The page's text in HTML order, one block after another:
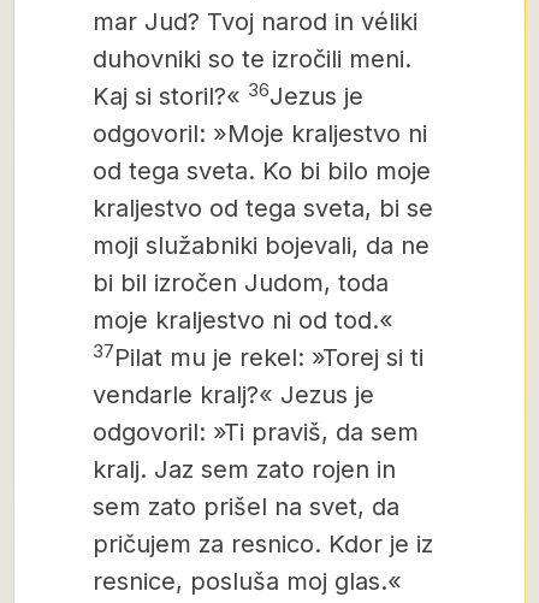
mar Jud? Tvoj narod in véliki
duhovniki so te izročili meni.
Kaj si storil?« 36Jezus je
odgovoril: »Moje kraljestvo ni
od tega sveta. Ko bi bilo moje
kraljestvo od tega sveta, bi se
moji služabniki bojevali, da ne
bi bil izročen Judom, toda
moje kraljestvo ni od tod.«
37Pilat mu je rekel: »Torej si ti
vendarle kralj?« Jezus je
odgovoril: »Ti praviš, da sem
kralj. Jaz sem zato rojen in
sem zato prišel na svet, da
pričujem za resnico. Kdor je iz
resnice, posluša moj glas.«